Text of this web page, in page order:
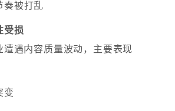
奏被打乱
受损
遭遇内容质量波动，主要表现
变